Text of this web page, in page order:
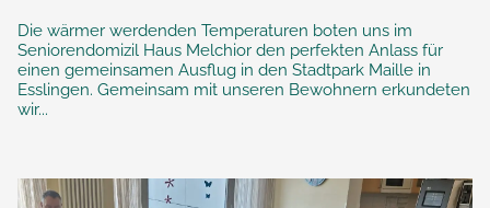
Die wärmer werdenden Temperaturen boten uns im
Seniorendomizil Haus Melchior den perfekten Anlass für
einen gemeinsamen Ausflug in den Stadtpark Maille in
Esslingen. Gemeinsam mit unseren Bewohnern erkundeten
wir...